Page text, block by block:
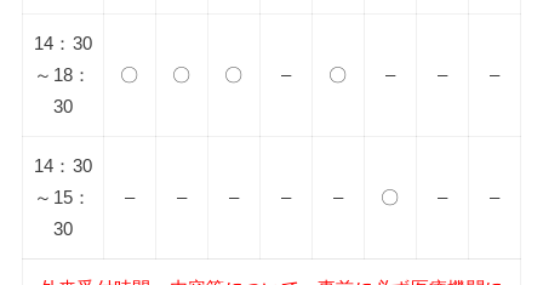
14：30
～18：
30
〇 〇 〇 – 〇 – – –
14：30
～15：
30
– – – – – 〇 – –